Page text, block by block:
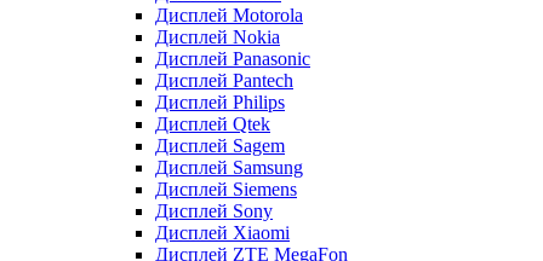
Дисплей Motorola
Дисплей Nokia
Дисплей Panasonic
Дисплей Pantech
Дисплей Philips
Дисплей Qtek
Дисплей Sagem
Дисплей Samsung
Дисплей Siemens
Дисплей Sony
Дисплей Xiaomi
Дисплей ZTE MegaFon